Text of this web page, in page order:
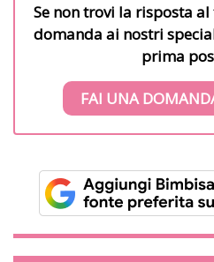
Se non trovi la risposta
domanda ai nostri
prima
FAI UNA